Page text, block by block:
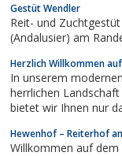
Gestüt Wendler
Reit- und Zuchtgestüt
(Andalusier) am
Herzlich Willkommen
In unserem
herrlichen
bietet wir Ihnen nur
Hewenhof – Reiterhof
Willkommen auf